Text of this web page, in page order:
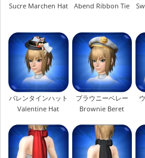
Sucre Marchen Hat
Abend Ribbon Tie
バレンタインハット
Valentine Hat
ブラウニーベレー
Brownie Beret